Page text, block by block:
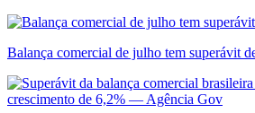
Balança comercial de julho tem superávit